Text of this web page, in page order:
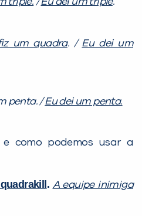
um quadra. / Eu dei um
penta. /Eu dei um penta.
e como podemos usar a
. A equipe inimiga